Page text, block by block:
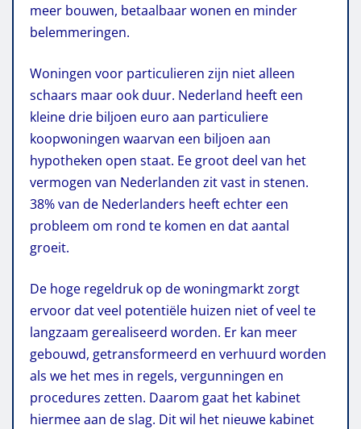
meer bouwen, betaalbaar wonen en minder
belemmeringen.
Woningen voor particulieren zijn niet alleen
schaars maar ook duur. Nederland heeft een
kleine drie biljoen euro aan particuliere
koopwoningen waarvan een biljoen aan
hypotheken open staat. Ee groot deel van het
vermogen van Nederlanden zit vast in stenen.
38% van de Nederlanders heeft echter een
probleem om rond te komen en dat aantal
groeit.
De hoge regeldruk op de woningmarkt zorgt
ervoor dat veel potentiële huizen niet of veel te
langzaam gerealiseerd worden. Er kan meer
gebouwd, getransformeerd en verhuurd worden
als we het mes in regels, vergunningen en
procedures zetten. Daarom gaat het kabinet
hiermee aan de slag. Dit wil het nieuwe kabinet